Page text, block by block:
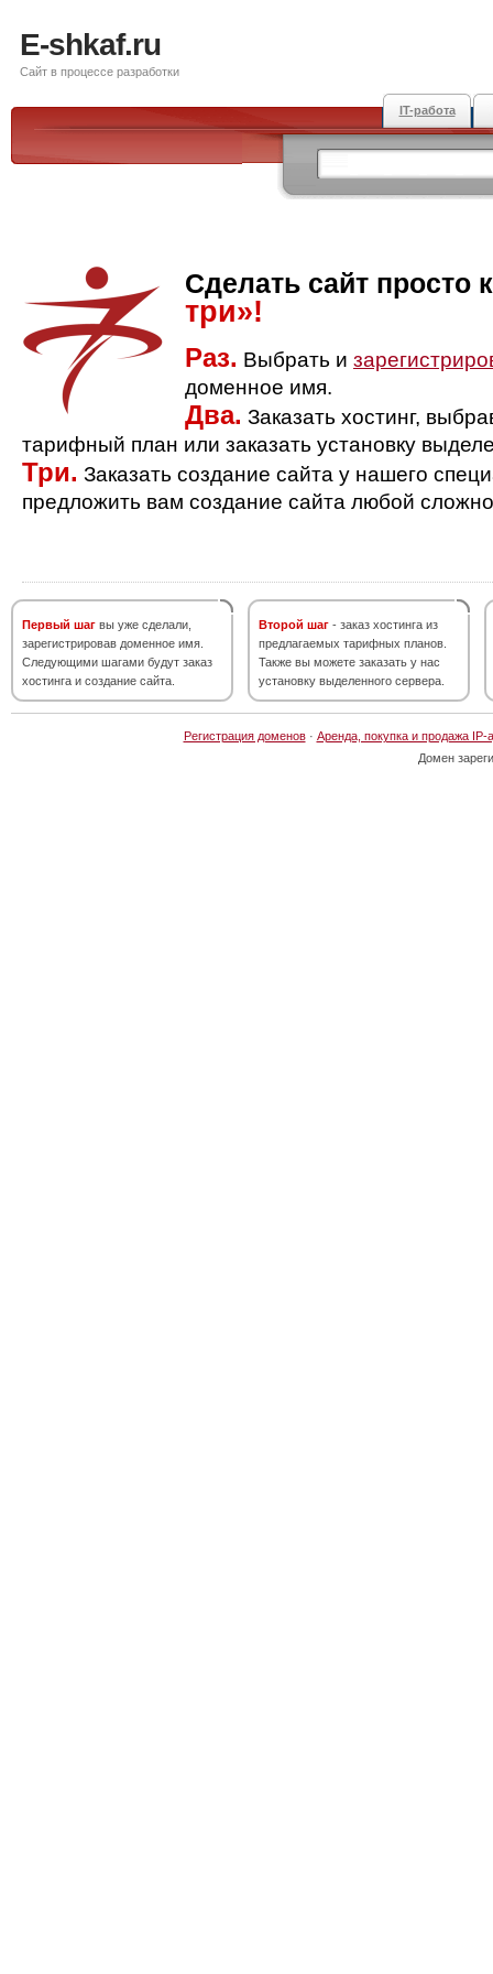
E-shkaf.ru
Сайт в процессе разработки
IT-работа
Сделать сайт просто
три»!
Раз. Выбрать и
доменное имя.
Два. Заказать хостинг,
тарифный план или заказать установку
Три. Заказать создание сайта у нашего
предложить вам создание сайта любой
Первый шаг вы уже сделали,
зарегистрировав доменное имя.
Следующими шагами будут заказ
хостинга и создание сайта.
Второй шаг - заказ хостинга из
предлагаемых тарифных планов.
Также вы можете заказать у нас
установку выделенного сервера.
Регистрация доменов· Аренда, покупка и продажа IP-
Домен